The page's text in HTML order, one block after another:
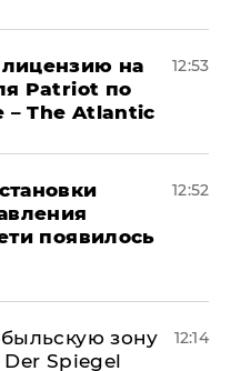
на
Patriot по
– The Atlantic
12:53
появилось
12:52
зону
Spiegel
12:14